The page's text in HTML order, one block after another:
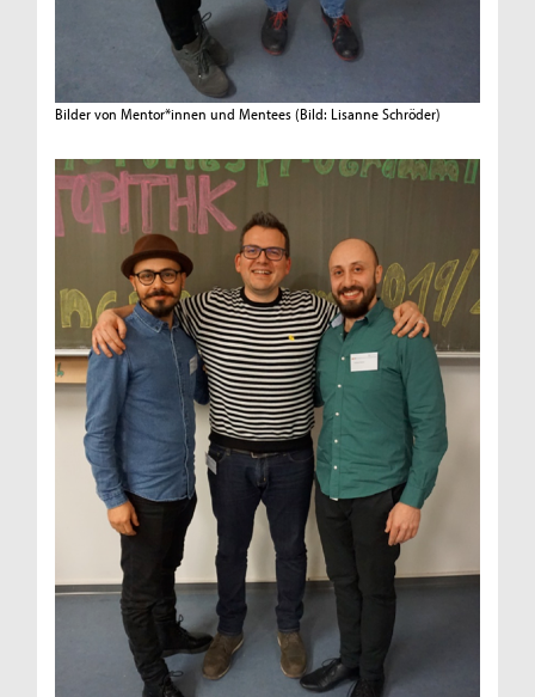
Bilder von Mentor*innen und Mentees (Bild: Lisanne Schröder)